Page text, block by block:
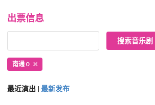
出票信息
南通 0
最近演出 | 最新发布